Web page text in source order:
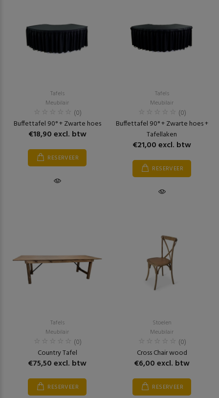
Tafels
Meubilair
(0)
Buffettafel 90° + Zwarte hoes
€18,90 excl. btw
RESERVEER
Tafels
Meubilair
(0)
Buffettafel 90° + Zwarte hoes +
Tafellaken
€21,00 excl. btw
RESERVEER
Tafels
Meubilair
(0)
Country Tafel
€75,50 excl. btw
RESERVEER
Stoelen
Meubilair
(0)
Cross Chair wood
€6,00 excl. btw
RESERVEER